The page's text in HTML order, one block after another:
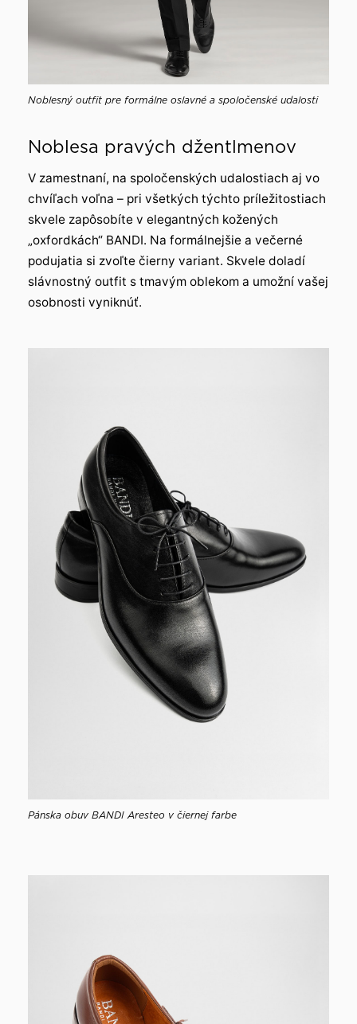
Noblesný outfit pre formálne oslavné a spoločenské udalosti
Noblesa pravých džentlmenov
V zamestnaní, na spoločenských udalostiach aj vo
chvíľach voľna – pri všetkých týchto príležitostiach
skvele zapôsobíte v elegantných kožených
„oxfordkách“ BANDI. Na formálnejšie a večerné
podujatia si zvoľte čierny variant. Skvele doladí
slávnostný outfit s tmavým oblekom a umožní vašej
osobnosti vyniknúť.
Pánska obuv BANDI Aresteo v čiernej farbe